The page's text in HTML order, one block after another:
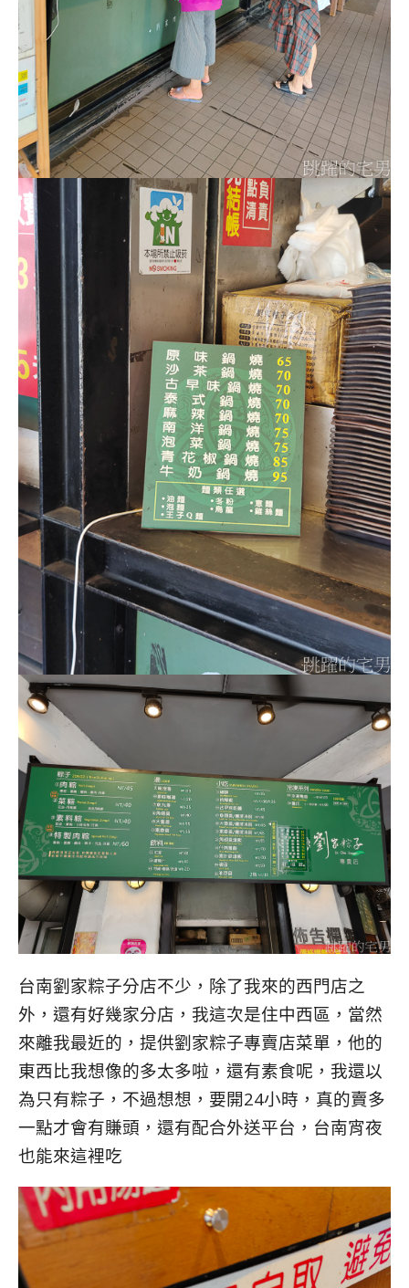
台南劉家粽子分店不少，除了我來的西門店之
外，還有好幾家分店，我這次是住中西區，當然
來離我最近的，提供劉家粽子專賣店菜單，他的
東西比我想像的多太多啦，還有素食呢，我還以
為只有粽子，不過想想，要開24小時，真的賣多
一點才會有賺頭，還有配合外送平台，台南宵夜
也能來這裡吃